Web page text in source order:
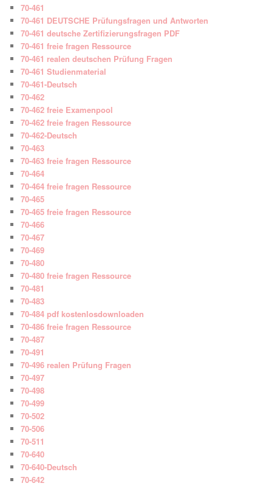
70-461
70-461 DEUTSCHE Prüfungsfragen und Antworten
70-461 deutsche Zertifizierungsfragen PDF
70-461 freie fragen Ressource
70-461 realen deutschen Prüfung Fragen
70-461 Studienmaterial
70-461-Deutsch
70-462
70-462 freie Examenpool
70-462 freie fragen Ressource
70-462-Deutsch
70-463
70-463 freie fragen Ressource
70-464
70-464 freie fragen Ressource
70-465
70-465 freie fragen Ressource
70-466
70-467
70-469
70-480
70-480 freie fragen Ressource
70-481
70-483
70-484 pdf kostenlosdownloaden
70-486 freie fragen Ressource
70-487
70-491
70-496 realen Prüfung Fragen
70-497
70-498
70-499
70-502
70-506
70-511
70-640
70-640-Deutsch
70-642